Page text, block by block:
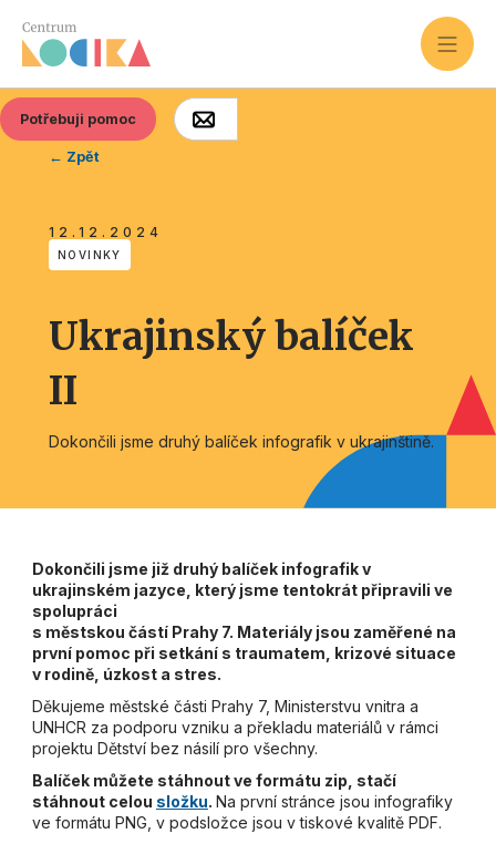
Potřebuji pomoc
← Zpět
12.12.2024
NOVINKY
Ukrajinský balíček
II
Dokončili jsme druhý balíček infografik v ukrajinštině.
Dokončili jsme již druhý balíček infografik v
ukrajinském jazyce, který jsme tentokrát připravili ve
spolupráci
s městskou částí Prahy 7. Materiály jsou zaměřené na
první pomoc při setkání s traumatem, krizové situace
v rodině, úzkost a stres.
Děkujeme městské části Prahy 7, Ministerstvu vnitra a
UNHCR za podporu vzniku a překladu materiálů v rámci
projektu Dětství bez násilí pro všechny.
Balíček můžete stáhnout ve formátu zip, stačí
stáhnout celou složku. Na první stránce jsou infografiky
ve formátu PNG, v podsložce jsou v tiskové kvalitě PDF.